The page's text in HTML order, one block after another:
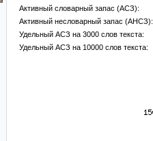
Активный словарный запас (АСЗ):
Активный несловарный запас (АНСЗ):
Удельный АСЗ на 3000 слов текста:
Удельный АСЗ на 10000 слов текста: